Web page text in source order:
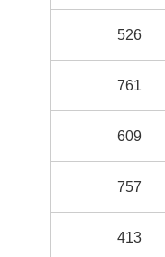
526
761
609
757
413